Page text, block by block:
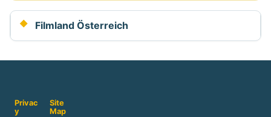
Filmland Österreich
Privac
y
Site
Map